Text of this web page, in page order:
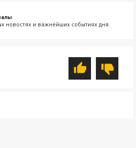
новостях и важнейших событиях дня.